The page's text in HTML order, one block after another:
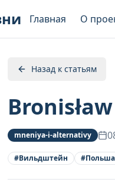
Главная О
Назад к статьям
mneniya-i-alternativy
#Вильдштейн #Польша